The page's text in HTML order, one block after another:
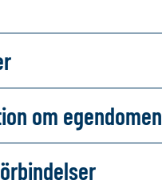
om egendomen